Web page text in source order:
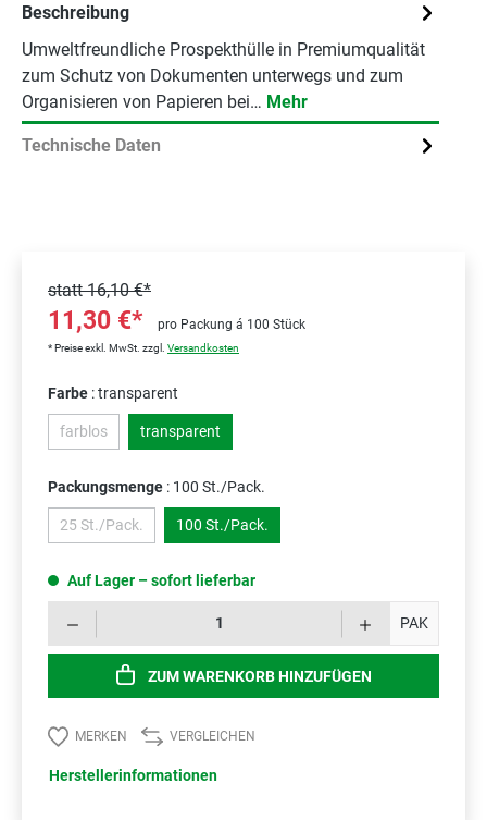
Beschreibung
Umweltfreundliche Prospekthülle in Premiumqualität
zum Schutz von Dokumenten unterwegs und zum
Organisieren von Papieren bei… Mehr
Technische Daten
statt16,10 €*
11,30 €* pro Packung á 100 Stück
* Preise exkl. MwSt. zzgl. Versandkosten
Farbe : transparent
farblos(Diese Option ist zurzeit nicht verfügbar.)
transparent
Packungsmenge : 100 St./Pack.
25 St./Pack.(Diese Option ist zurzeit nicht verfügbar.)
100 St./Pack.
Auf Lager – sofort lieferbar
PAK
ZUM WARENKORB HINZUFÜGEN
MERKEN VERGLEICHEN
Herstellerinformationen